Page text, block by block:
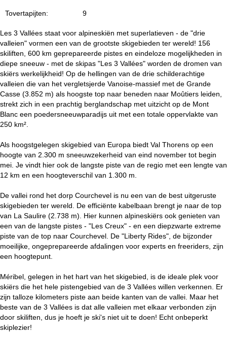
Tovertapijten: 9
Les 3 Vallées staat voor alpineskiën met superlatieven - de "drie
valleien" vormen een van de grootste skigebieden ter wereld! 156
skiliften, 600 km geprepareerde pistes en eindeloze mogelijkheden in
diepe sneeuw - met de skipas "Les 3 Vallées" worden de dromen van
skiërs werkelijkheid! Op de hellingen van de drie schilderachtige
valleien die van het vergletsjerde Vanoise-massief met de Grande
Casse (3.852 m) als hoogste top naar beneden naar Moûtiers leiden,
strekt zich in een prachtig berglandschap met uitzicht op de Mont
Blanc een poedersneeuwparadijs uit met een totale oppervlakte van
250 km².
Als hoogstgelegen skigebied van Europa biedt Val Thorens op een
hoogte van 2.300 m sneeuwzekerheid van eind november tot begin
mei. Je vindt hier ook de langste piste van de regio met een lengte van
12 km en een hoogteverschil van 1.300 m.
De vallei rond het dorp Courchevel is nu een van de best uitgeruste
skigebieden ter wereld. De efficiënte kabelbaan brengt je naar de top
van La Saulire (2.738 m). Hier kunnen alpineskiërs ook genieten van
een van de langste pistes - "Les Creux" - en een diepzwarte extreme
piste van de top naar Courchevel. De "Liberty Rides", de bijzonder
moeilijke, ongeprepareerde afdalingen voor experts en freeriders, zijn
een hoogtepunt.
Méribel, gelegen in het hart van het skigebied, is de ideale plek voor
skiërs die het hele pistengebied van de 3 Vallées willen verkennen. Er
zijn talloze kilometers piste aan beide kanten van de vallei. Maar het
beste van de 3 Vallées is dat alle valleien met elkaar verbonden zijn
door skiliften, dus je hoeft je ski's niet uit te doen! Echt onbeperkt
skiplezier!